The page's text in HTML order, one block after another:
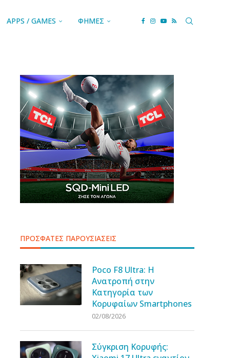
APPS / GAMES ΦΗΜΕΣ
ΠΡΟΣΦΑΤΕΣ ΠΑΡΟΥΣΙΑΣΕΙΣ
Poco F8 Ultra: Η
Ανατροπή στην
Κατηγορία των
Κορυφαίων Smartphones
02/08/2026
Σύγκριση Κορυφής: